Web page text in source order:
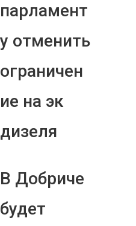
парламент
у отменить
ограничен
ие на эк
дизеля
В Добриче
будет